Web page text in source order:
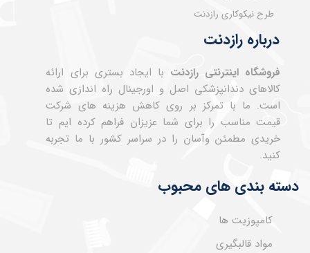
درباره رازدنت
فروشگاه اینترنتی رازدنت با ایجاد بستری برای ارائه
کالاهای دندانپزشکی اصل و اورجینال راه اندازی شده
است. ما با تمرکز بر روی کاهش هزینه های شرکت
قیمت مناسب را برای شما عزیزان فراهم کرده ایم تا
خریدی مطمئن وآسان را در سراسر کشور با ما تجربه
کنید.
طرح نیکوکاری رازدنت
دسته بندی های محبوب
کامپوزیت ها
مواد قالبگیری